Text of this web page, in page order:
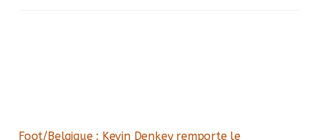
Foot/Belgique : Kevin Denkey remporte le